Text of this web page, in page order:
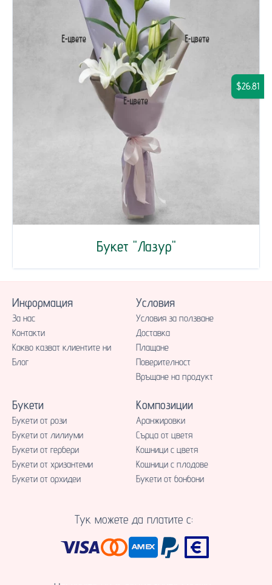
Букет "Лазур"
$26.81
Информация
За нас
Контакти
Какво казват клиентите ни
Блог
Условия
Условия за ползване
Доставка
Плащане
Поверителност
Връщане на продукт
Букети
Букети от рози
Букети от лилиуми
Букети от гербери
Букети от хризантеми
Букети от орхидеи
Композиции
Аранжировки
Сърца от цветя
Кошници с цветя
Кошници с плодове
Букети от бонбони
Тук можете да платите с: